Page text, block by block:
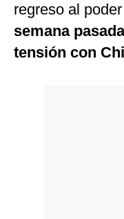
regreso al
semana
tensión con